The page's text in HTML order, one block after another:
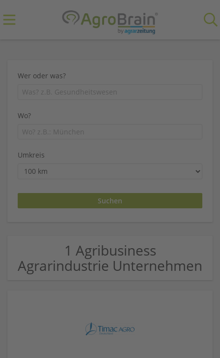
Wer oder was?
Wo?
Umkreis
1 Agribusiness
Agrarindustrie Unternehmen